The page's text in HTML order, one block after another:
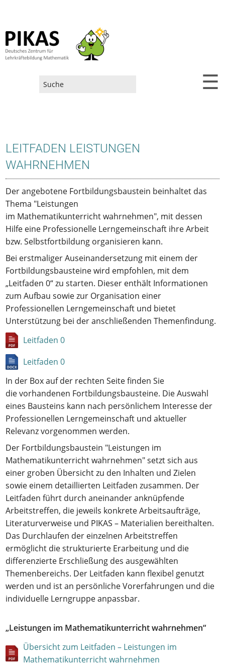
☰
LEITFADEN LEISTUNGEN
WAHRNEHMEN
Der angebotene Fortbildungsbaustein beinhaltet das
Thema "Leistungen
im Mathematikunterricht wahrnehmen", mit dessen
Hilfe eine Professionelle Lerngemeinschaft ihre Arbeit
bzw. Selbstfortbildung organisieren kann.
Bei erstmaliger Auseinandersetzung mit einem der
Fortbildungsbausteine wird empfohlen, mit dem
„Leitfaden 0“ zu starten. Dieser enthält Informationen
zum Aufbau sowie zur Organisation einer
Professionellen Lerngemeinschaft und bietet
Unterstützung bei der anschließenden Themenfindung.
Leitfaden 0
Leitfaden 0
In der Box auf der rechten Seite finden Sie
die vorhandenen Fortbildungsbausteine. Die Auswahl
eines Bausteins kann nach persönlichem Interesse der
Professionellen Lerngemeinschaft und aktueller
Relevanz vorgenommen werden.
Der Fortbildungsbaustein "Leistungen im
Mathematikunterricht wahrnehmen" setzt sich aus
einer groben Übersicht zu den Inhalten und Zielen
sowie einem detaillierten Leitfaden zusammen. Der
Leitfaden führt durch aneinander anknüpfende
Arbeitstreffen, die jeweils konkrete Arbeitsaufträge,
Literaturverweise und PIKAS – Materialien bereithalten.
Das Durchlaufen der einzelnen Arbeitstreffen
ermöglicht die strukturierte Erarbeitung und die
differenzierte Erschließung des ausgewählten
Themenbereichs. Der Leitfaden kann flexibel genutzt
werden und ist an persönliche Vorerfahrungen und die
individuelle Lerngruppe anpassbar.
„Leistungen im Mathematikunterricht wahrnehmen“
Übersicht zum Leitfaden – Leistungen im
Mathematikunterricht wahrnehmen